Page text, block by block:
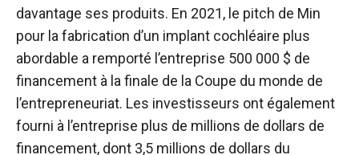
davantage ses produits. En 2021, le pitch de Min
pour la fabrication d’un implant cochléaire plus
abordable a remporté l’entreprise 500 000 $ de
financement à la finale de la Coupe du monde de
l’entrepreneuriat. Les investisseurs ont également
fourni à l’entreprise plus de millions de dollars de
financement, dont 3,5 millions de dollars du